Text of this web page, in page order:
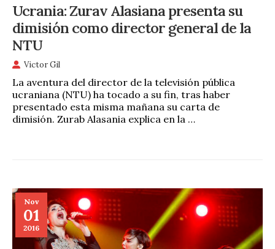
Ucrania: Zurav Alasiana presenta su
dimisión como director general de la
NTU
Victor Gil
La aventura del director de la televisión pública
ucraniana (NTU) ha tocado a su fin, tras haber
presentado esta misma mañana su carta de
dimisión. Zurab Alasania explica en la …
Nov
01
2016